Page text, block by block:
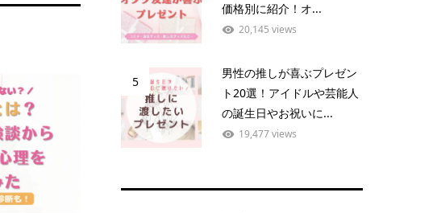
価格別に紹介！オ...
20,145 views
5
男性の推しが喜ぶプレゼン
ト20選！アイドルや芸能人
の誕生日やお祝いに...
19,477 views